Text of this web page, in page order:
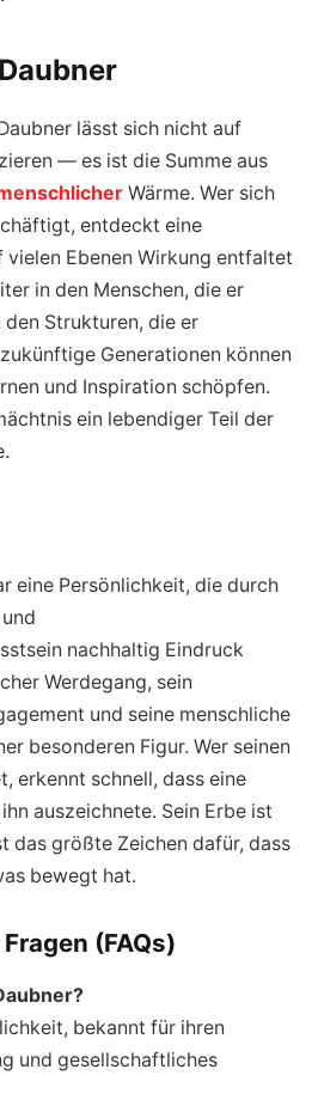
lässt sich nicht auf
— es ist die Summe aus
Wärme. Wer sich
entdeckt eine
vielen Ebenen Wirkung entfaltet
in den Menschen, die er
Strukturen, die er
Generationen können
und Inspiration schöpfen.
ein lebendiger Teil der
eine Persönlichkeit, die durch
nachhaltig Eindruck
Werdegang, sein
und seine menschliche
besonderen Figur. Wer seinen
erkennt schnell, dass eine
auszeichnete. Sein Erbe ist
das größte Zeichen dafür, dass
bewegt hat.
(FAQs)
bekannt für ihren
und gesellschaftliches